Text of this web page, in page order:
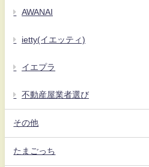
AWANAI
ietty(イエッティ)
イエプラ
不動産屋業者選び
その他
たまごっち